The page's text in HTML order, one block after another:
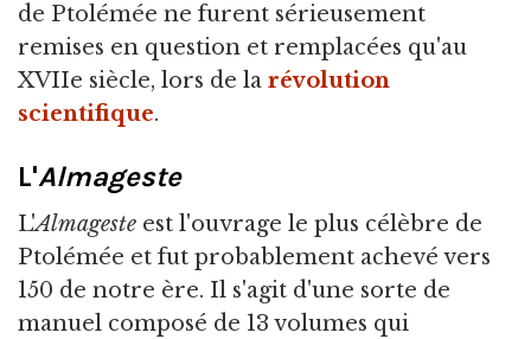
de Ptolémée ne furent sérieusement
remises en question et remplacées qu'au
XVIIe siècle, lors de la révolution
scientifique.
L'Almageste
L'Almageste est l'ouvrage le plus célèbre de
Ptolémée et fut probablement achevé vers
150 de notre ère. Il s'agit d'une sorte de
manuel composé de 13 volumes qui